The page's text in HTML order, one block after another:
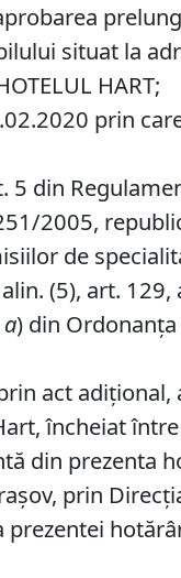
situat la
HART;
prin
5 din
2005,
de
(5), art. 129,
a) din
act
încheiat
din prezenta
prin
prezentei